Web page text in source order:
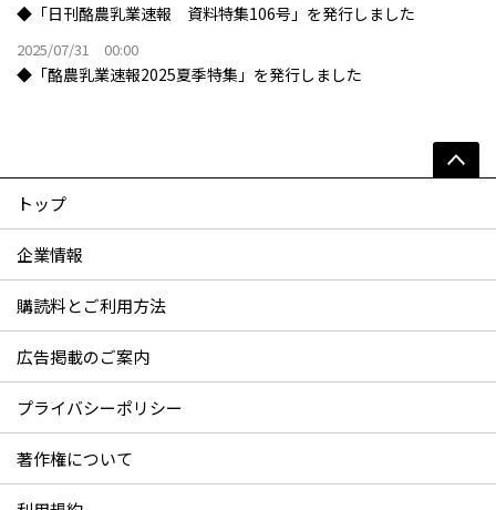
◆「日刊酪農乳業速報 資料特集106号」を発行しました
2025/07/31 00:00
◆「酪農乳業速報2025夏季特集」を発行しました
トップ
企業情報
購読料とご利用方法
広告掲載のご案内
プライバシーポリシー
著作権について